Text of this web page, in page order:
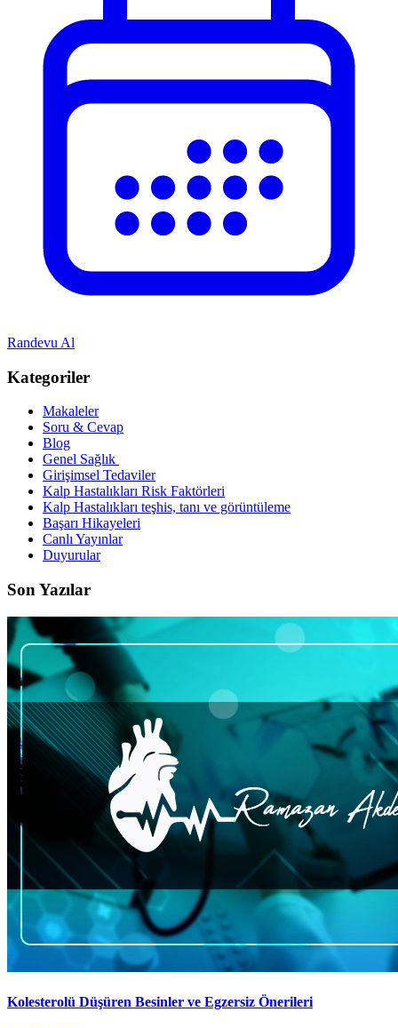
Randevu Al
Kategoriler
Makaleler
Soru & Cevap
Blog
Genel Sağlık
Girişimsel Tedaviler
Kalp Hastalıkları Risk Faktörleri
Kalp Hastalıkları teşhis, tanı ve görüntüleme
Başarı Hikayeleri
Canlı Yayınlar
Duyurular
Son Yazılar
Kolesterolü Düşüren Besinler ve Egzersiz Önerileri